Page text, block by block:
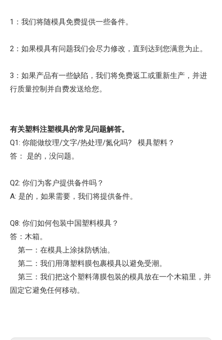
1：我们将随模具免费提供一些备件。
2：如果模具有问题我们会尽力修改，直到达到您满意为止。
3：如果产品有一些缺陷，我们将免费返工或重新生产，并进
行质量控制并自费发送给您。
有关塑料注塑模具的常见问题解答。
Q1: 你能做纹理/文字/热处理/氮化吗? 模具塑料？
答： 是的，没问题。
Q2: 你们为客户提供备件吗？
A: 是的，如果需要，我们将提供备件。
Q8: 你们如何包装中国塑料模具？
答：木箱。
第一：在模具上涂抹防锈油。
第二：我们用薄塑料膜包裹模具以避免受潮。
第三：我们把这个塑料薄膜包装的模具放在一个木箱里，并
固定它避免任何移动。